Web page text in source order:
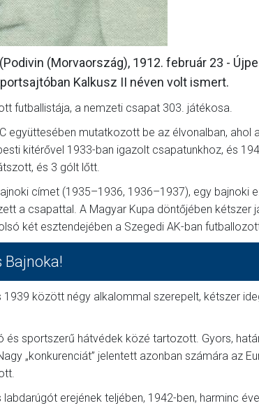
(Morvaország), 1912. február 23 -
Kalkusz II néven volt ismert.
futballistája, a nemzeti csapat 303. játékosa.
együttesében mutatkozott be az élvonalban,
kitérővel 1933-ban igazolt csapatunkhoz, és
mérkőzést
címet (1935–1936, 1936–1937), egy bajnoki
a csapattal. A Magyar Kupa döntőjében kétszer
két esztendejében a Szegedi AK-ban
Bajnoka!
között négy alkalommal szerepelt, kétszer
és sportszerű hátvédek közé tartozott. Gyors,
„konkurenciát” jelentett azonban számára az
labdarúgót erejének teljében, 1942-ben, harminc